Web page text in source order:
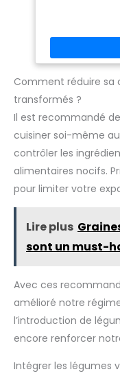
Comment réduire sa
transformés ?
Il est recommandé
cuisiner soi-même
contrôler les
alimentaires nocifs.
pour limiter votre
Lire plus
sont un must-
Avec ces
amélioré notre
l’introduction de
encore renforcer
Intégrer les légumes